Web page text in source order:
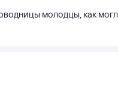
молодцы, как